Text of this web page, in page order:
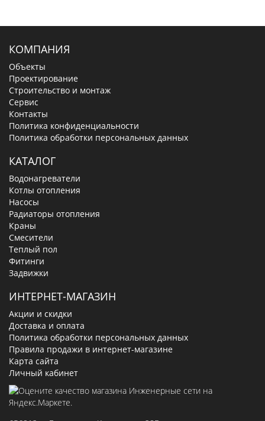
КОМПАНИЯ
Объекты
Проектирование
Строительство и монтаж
Сервис
Контакты
Политика конфиденциальности
Политика обработки персональных данных
КАТАЛОГ
Водонагреватели
Котлы отопления
Насосы
Радиаторы отопления
Краны
Смесители
Теплый пол
Фитинги
Задвижки
ИНТЕРНЕТ-МАГАЗИН
Акции и скидки
Доставка и оплата
Политика обработки персональных данных
Правила продажи в интернет-магазине
Карта сайта
Личный кабинет